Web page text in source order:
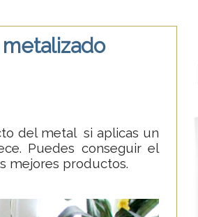
del metal si aplicas un
Puedes conseguir el
mejores productos.